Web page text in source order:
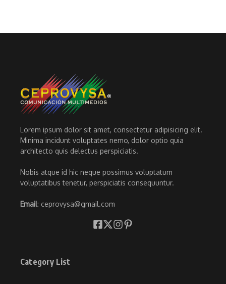
Lorem ipsum dolor sit amet, consectetur adipisicing elit.
Minima incidunt voluptates nemo, dolor optio quia
architecto quis delectus perspiciatis.
Nobis atque id hic neque possimus voluptatum
voluptatibus tenetur, perspiciatis consequuntur.
Email: ceprovysa@gmail.com
Category List